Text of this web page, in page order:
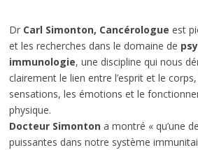
Dr Carl Simonton, Cancérologue est
et les recherches dans le domaine de
immunologie, une discipline qui nous
clairement le lien entre l’esprit et le
sensations, les émotions et le
physique.
Docteur Simontona montré « qu’une
puissantes dans notre système